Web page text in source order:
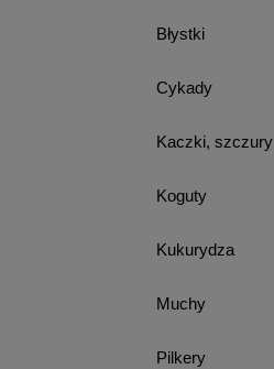
Błystki
Cykady
Kaczki, szczury
Koguty
Kukurydza
Muchy
Pilkery